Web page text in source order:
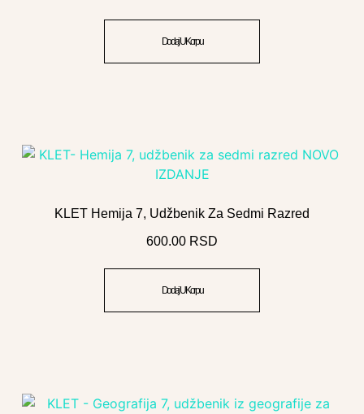
Dodaj U Korpu
KLET Hemija 7, Udžbenik Za Sedmi Razred
600.00 RSD
Dodaj U Korpu